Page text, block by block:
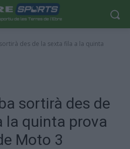
des de la sexta fila a la quinta
sortirà des de
la quinta prova
Moto 3